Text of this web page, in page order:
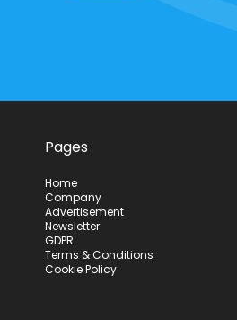
Pages
Home
Company
Advertisement
Newsletter
GDPR
Terms & Conditions
Cookie Policy